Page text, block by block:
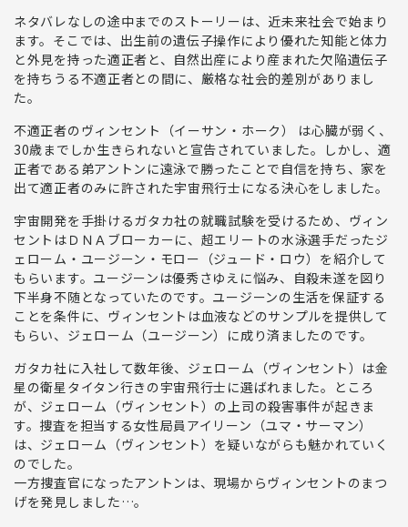
ネタバレなしの途中までのストーリーは、近未来社会で始まり
ます。そこでは、出生前の遺伝子操作により優れた知能と体力
と外見を持った適正者と、自然出産により産まれた欠陥遺伝子
を持ちうる不適正者との間に、厳格な社会的差別がありまし
た。
不適正者のヴィンセント（イーサン・ホーク） は心臓が弱く、
30歳までしか生きられないと宣告されていました。しかし、適
正者である弟アントンに遠泳で勝ったことで自信を持ち、家を
出て適正者のみに許された宇宙飛行士になる決心をしました。
宇宙開発を手掛けるガタカ社の就職試験を受けるため、ヴィン
セントはＤＮＡブローカーに、超エリートの水泳選手だったジ
ェローム・ユージーン・モロー（ジュード・ロウ）を紹介して
もらいます。ユージーンは優秀さゆえに悩み、自殺未遂を図り
下半身不随となっていたのです。ユージーンの生活を保証する
ことを条件に、ヴィンセントは血液などのサンプルを提供して
もらい、ジェローム（ユージーン）に成り済ましたのです。
ガタカ社に入社して数年後、ジェローム（ヴィンセント）は金
星の衛星タイタン行きの宇宙飛行士に選ばれました。ところ
が、ジェローム（ヴィンセント）の上司の殺害事件が起きま
す。捜査を担当する女性局員アイリーン（ユマ・サーマン）
は、ジェローム（ヴィンセント）を疑いながらも魅かれていく
のでした。
一方捜査官になったアントンは、現場からヴィンセントのまつ
げを発見しました…。